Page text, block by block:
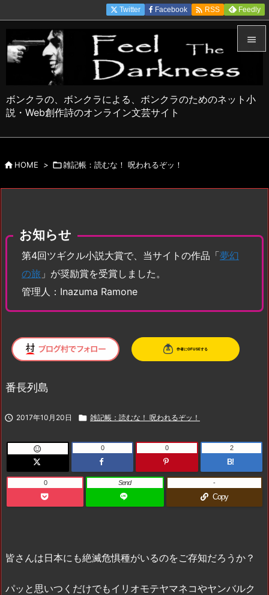
ボンクラの、ボンクラによる、ボンクラのためのネット小
説・Web創作詩のオンライン文芸サイト



Twitter Facebook  RSS Feedly
HOME > 雑記帳：読むな！ 呪われるぞッ！
お知らせ
第4回ツギクル小説大賞で、当サイトの作品「夢幻
の旅 」が奨励賞を受賞しました。
管理人：Inazuma Ramone
番長列島
 2017年10月20日  雑記帳：読むな！ 呪われるぞッ！
 0 0
B!
2
0 Send
Copy
-
皆さんは日本にも絶滅危惧種がいるのをご存知だろうか？
パッと思いつくだけでもイリオモテヤマネコやヤンバルク